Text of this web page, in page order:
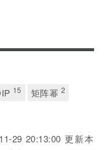
15 矩阵幂 2
29 20:13:00 更新本